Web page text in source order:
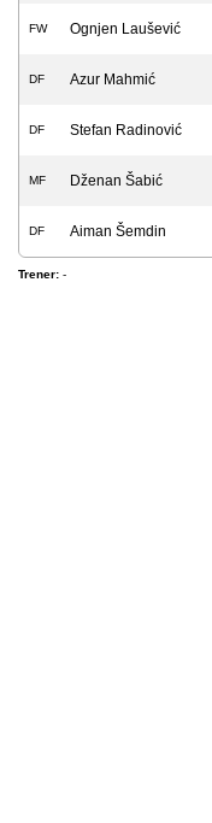
FW Ognjen Laušević
DF Azur Mahmić
DF Stefan Radinović
MF Dženan Šabić
DF Aiman Šemdin
Trener: -